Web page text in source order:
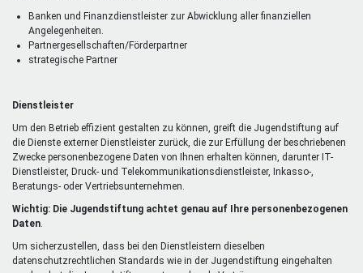
Banken und Finanzdienstleister zur Abwicklung aller finanziellen
Angelegenheiten.
Partnergesellschaften/Förderpartner
strategische Partner
Dienstleister
Um den Betrieb effizient gestalten zu können, greift die Jugendstiftung auf
die Dienste externer Dienstleister zurück, die zur Erfüllung der beschriebenen
Zwecke personenbezogene Daten von Ihnen erhalten können, darunter IT-
Dienstleister, Druck- und Telekommunikationsdienstleister, Inkasso-,
Beratungs- oder Vertriebsunternehmen.
Wichtig: Die Jugendstiftung achtet genau auf Ihre personenbezogenen
Daten
Um sicherzustellen, dass bei den Dienstleistern dieselben
datenschutzrechtlichen Standards wie in der Jugendstiftung eingehalten